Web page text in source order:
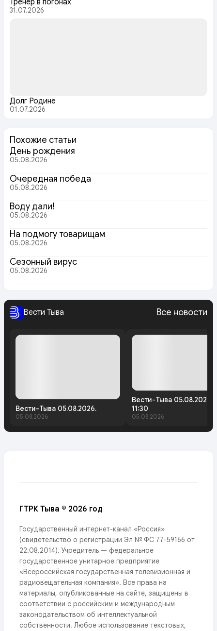
31.07.2026
Долг Родине
01.07.2026
Похожие статьи
День рождения
05.08.2026
Очередная победа
05.08.2026
Воду дали!
05.08.2026
На подмогу товарищам
05.08.2026
Сезонный вирус
05.08.2026
Вести Тыва Все новости
Вести-Тыва 05.08.2026.
05.08.2026
Вести-Тыва 05.08.2026.
11:30
05.08.2026
ГТРК Тыва © 2026 год
Государственный интернет-канал «Россия»
(свидетельство о регистрации Эл № ФС 77-59166 от
22.08.2014). Учредитель — федеральное
государственное унитарное предприятие
«Всероссийская государственная телевизионная и
радиовещательная компания». Все права на
материалы, опубликованные на сайте, защищены в
соответствии с российским и международным
законодательством об интеллектуальной
собственности. Любое использование текстовых,